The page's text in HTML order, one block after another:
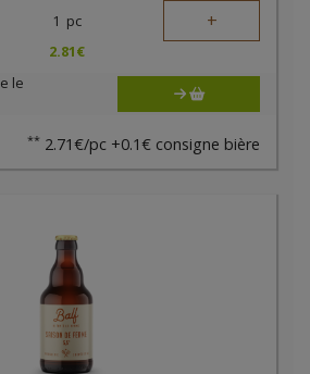
1 pc +
2.81€
le
** 2.71€/pc +0.1€ consigne bière